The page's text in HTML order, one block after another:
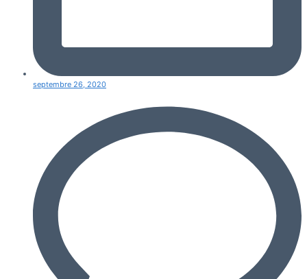
septembre 26, 2020